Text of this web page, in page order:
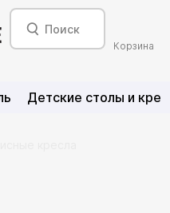
Корзина
Детские столы и